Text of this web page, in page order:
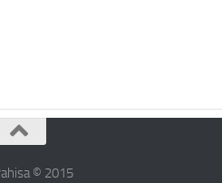
© 2015